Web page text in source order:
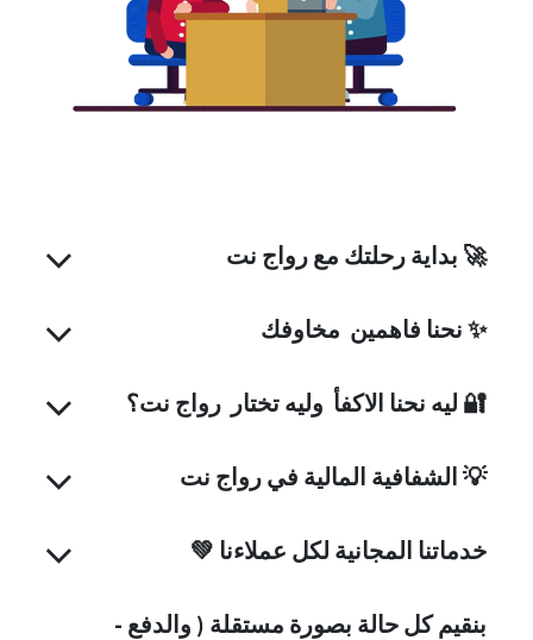
🚀 بداية رحلتك مع رواج نت
✨ نحنا فاهمين مخاوفك
🔐 ليه نحنا الاكفأ وليه تختار رواج نت؟
💡 الشفافية المالية في رواج نت
خدماتنا المجانية لكل عملاءنا 💚
بنقيم كل حالة بصورة مستقلة ( والدفع -